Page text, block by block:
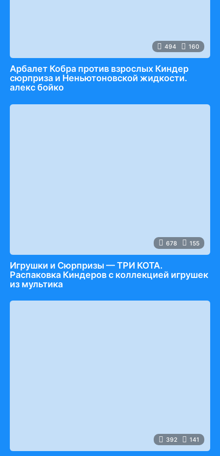
494 160
Арбалет Кобра против взрослых Киндер
сюрприза и Неньютоновской жидкости.
алекс бойко
678 155
Игрушки и Сюрпризы — ТРИ КОТА.
Распаковка Киндеров с коллекцией игрушек
из мультика
392 141